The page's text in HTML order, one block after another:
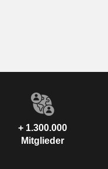
+ 1.300.000
Mitglieder